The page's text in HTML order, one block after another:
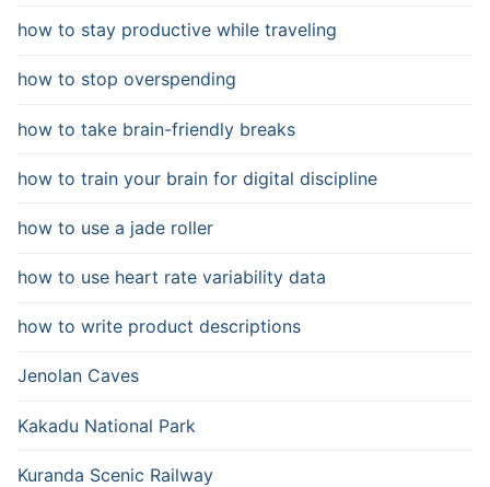
how to stay productive while traveling
how to stop overspending
how to take brain-friendly breaks
how to train your brain for digital discipline
how to use a jade roller
how to use heart rate variability data
how to write product descriptions
Jenolan Caves
Kakadu National Park
Kuranda Scenic Railway